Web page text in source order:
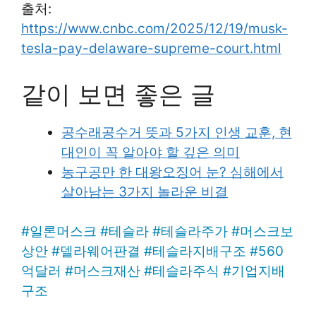
출처:
https://www.cnbc.com/2025/12/19/musk-
tesla-pay-delaware-supreme-court.html
같이 보면 좋은 글
공수래공수거 뜻과 5가지 인생 교훈, 현
대인이 꼭 알아야 할 깊은 의미
농구공만 한 대왕오징어 눈? 심해에서
살아남는 3가지 놀라운 비결
#일론머스크 #테슬라 #테슬라주가 #머스크보
상안 #델라웨어판결 #테슬라지배구조 #560
억달러 #머스크재산 #테슬라주식 #기업지배
구조